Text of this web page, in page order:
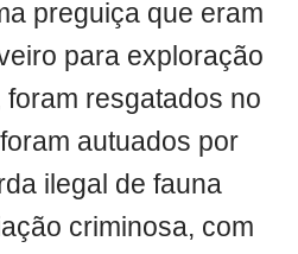
preguiça que eram
para exploração
resgatados no
autuados por
ilegal de fauna
criminosa, com